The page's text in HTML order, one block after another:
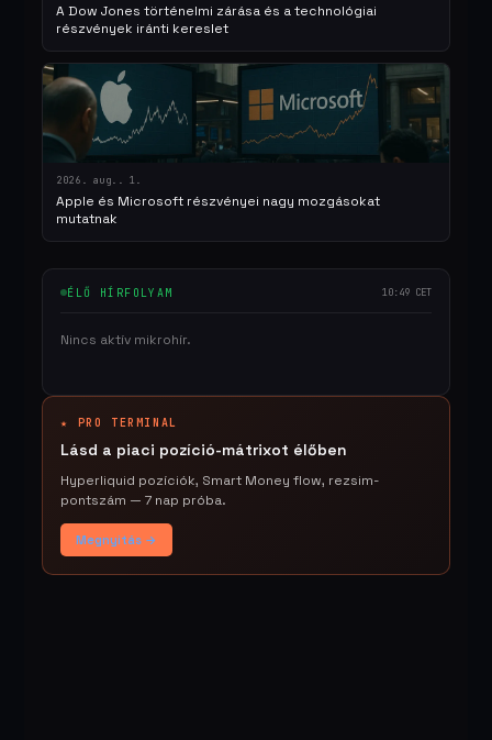
A Dow Jones történelmi zárása és a technológiai
részvények iránti kereslet
2026. aug.. 1.
Apple és Microsoft részvényei nagy mozgásokat
mutatnak
ÉLŐ HÍRFOLYAM 10:49 CET
Nincs aktív mikrohír.
★ PRO TERMINAL
Lásd a piaci pozíció-mátrixot élőben
Hyperliquid pozíciók, Smart Money flow, rezsim-
pontszám — 7 nap próba.
Megnyitás →